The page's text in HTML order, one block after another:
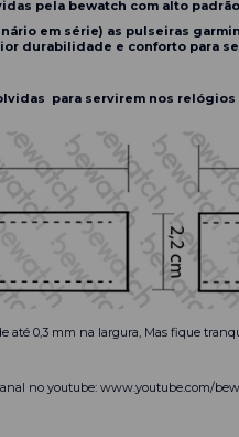
pela bewatch com alto
em série) as pulseiras
durabilidade e conforto para
para servirem nos
até 0,3 mm na largura, Mas fique
no youtube: www.youtube.com/